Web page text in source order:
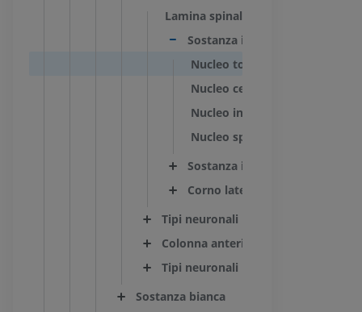
Lamina spinale VII
Sostanza intermediaria
Nucleo toracico posteriore;
Nucleo cervicale centrale
Nucleo intermedio-mediale
Nucleo spinale intercalato
Sostanza intermediaria laterale
Corno laterale
Tipi neuronali
Colonna anteriore
Tipi neuronali
Sostanza bianca